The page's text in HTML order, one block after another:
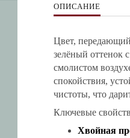
ОПИСАНИЕ
Цвет,
зелёный оттенок
смолистом
спокойствия,
чистоты, что
Ключевые
Хвойная